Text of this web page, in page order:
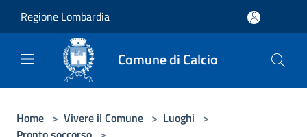
Regione Lombardia
Comune di Calcio
Home > Vivere il Comune > Luoghi >